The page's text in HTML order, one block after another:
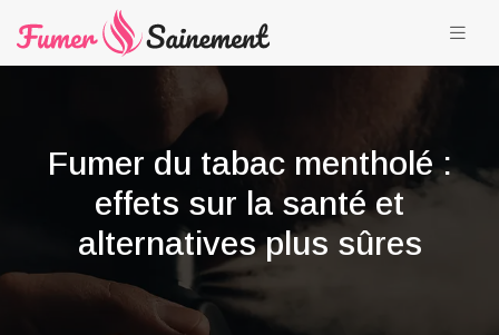
Fumer du tabac mentholé :
effets sur la santé et
alternatives plus sûres